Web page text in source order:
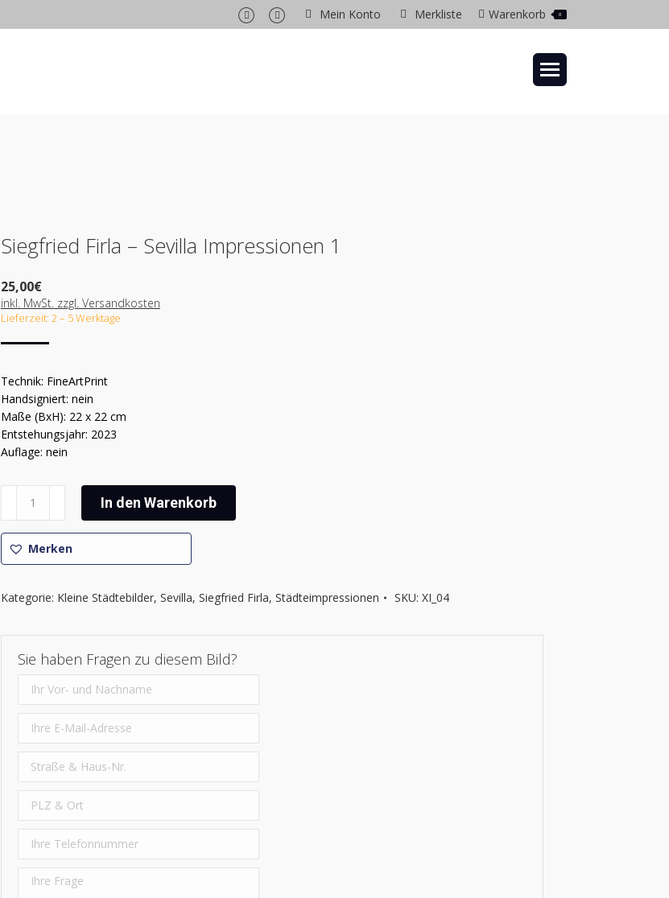
FacebookInstagramMein Konto Merkliste Warenkorb 0
Siegfried Firla – Sevilla Impressionen 1
25,00€
inkl. MwSt. zzgl. Versandkosten
Lieferzeit: 2 – 5 Werktage
Technik: FineArtPrint
Handsigniert: nein
Maße (BxH): 22 x 22 cm
Entstehungsjahr: 2023
Auflage: nein
Sevilla
Impressionen
Menge
In den Warenkorb
Merken
Kategorie: Kleine Städtebilder, Sevilla, Siegfried Firla, Städteimpressionen SKU: XI_04
Sie haben Fragen zu diesem Bild?